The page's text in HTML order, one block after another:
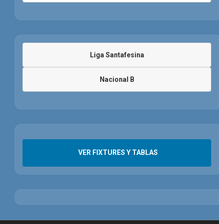
Liga Santafesina
Nacional B
VER FIXTURES Y TABLAS